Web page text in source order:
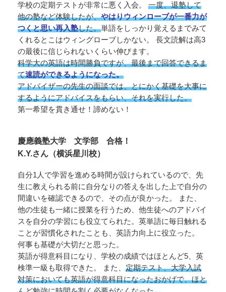
学校の定期テストが非常に悪く入会。 一度、退塾して
他の塾など体験したが、やはりウィンローブが一番力が
つくと思い再入塾した。単語をしっかり覚えるまでみて
くれるとこはウィングローブしかない。 長文読解は高3
の最後に信じられないくらい伸びます。
科学大の英語は時間勝負ですが、最後まで回答できるま
て速読ができるようになった。
アドバイザーの先生の面談では、とにかく基礎を大事に
するようにアドバイスをもらい、それを実行した。
第一希望を貫き通せ！諦めない！
慶應義塾大学 文学部 合格！
K.Y.さん（横浜星川校）
自分1人で学習を進める時間が設けられているので、先
生に教えられる前に自分なりの答えを出した上で自分の
間違いを確認できるので、その点が良かった。 また、
他の生徒も一緒に授業を行うため、他生徒へのアドバイ
スを自分の学習にも役立てられた。英単語に毎日触れる
ことが習慣化されたことも、英語力向上に役立った。
何事も基礎が大切だと思った。
英語が得意科目になり、学校の成績ではほとんど5、英
検準一級も取得できた。 また、 定期テスト、大学入試
対策においても英語が得意科目になったおかげで、ほと